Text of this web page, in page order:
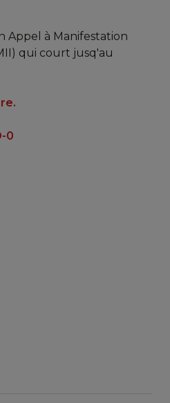
Appel à Manifestation
qui court jusq'au